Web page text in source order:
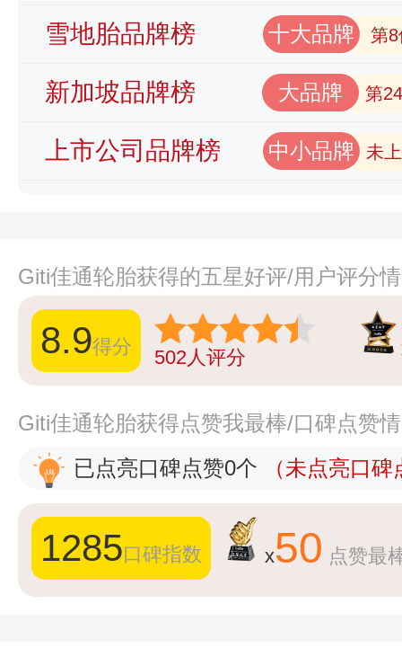
雪地胎品牌榜 十大品牌 第8
新加坡品牌榜 大品牌 第
上市公司品牌榜 中小品牌 未
Giti佳通轮胎获得的五星好评/用户评分
8.9得分 502人评分
Giti佳通轮胎获得点赞我最棒/口碑点赞
已点亮口碑点赞0个
（未点亮口
1285口碑指数 x50 点赞最